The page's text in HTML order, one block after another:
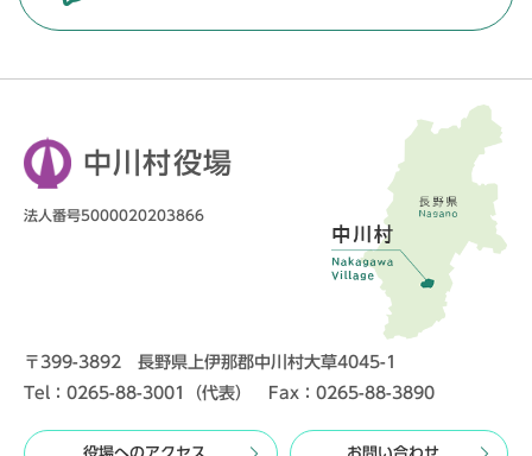
中川村役場
法人番号5000020203866
〒399-3892 長野県上伊那郡中川村大草4045-1
Tel：0265-88-3001（代表） Fax：0265-88-3890